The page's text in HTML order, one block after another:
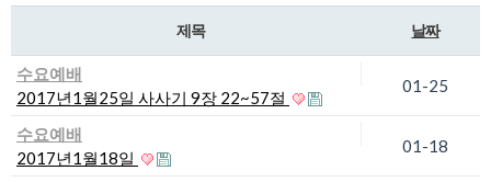
제목 날짜
수요예배
2017년1월25일 사사기 9장 22~57절
01-25
수요예배
2017년1월18일
01-18